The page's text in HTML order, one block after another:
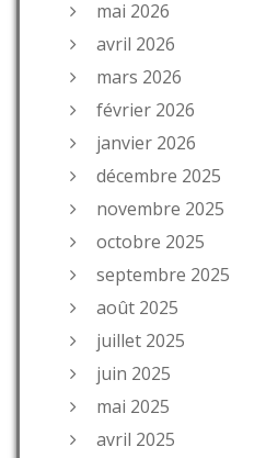
mai 2026
avril 2026
mars 2026
février 2026
janvier 2026
décembre 2025
novembre 2025
octobre 2025
septembre 2025
août 2025
juillet 2025
juin 2025
mai 2025
avril 2025